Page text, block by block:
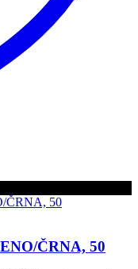
ČRNA, 50